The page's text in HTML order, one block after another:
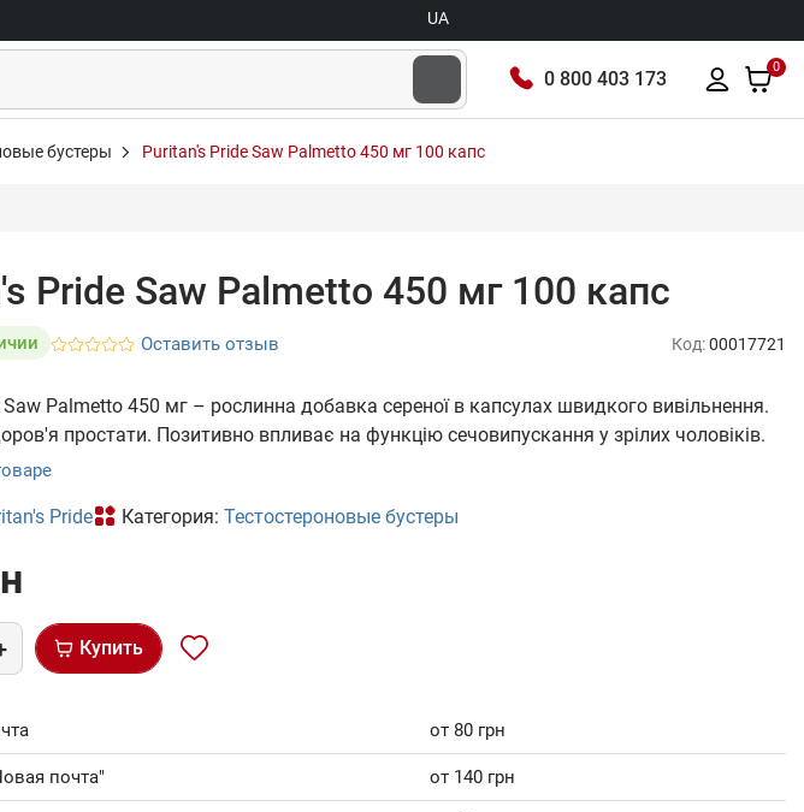
UA
0 800 403 173
0
бустеры Puritan's Pride Saw Palmetto 450 мг 100 капс
Pride Saw Palmetto 450 мг 100 капс
Оставить отзыв Код:00017721
Saw Palmetto 450 мг – рослинна добавка сереної в капсулах швидкого вивільнення.
простати. Позитивно впливає на функцію сечовипускання у зрілих чоловіків.
Pride Категория: Тестостероновые бустеры
Купить
от 80 грн
почта" от 140 грн